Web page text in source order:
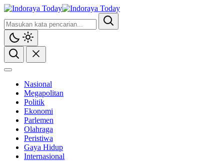
Nasional
Megapolitan
Politik
Ekonomi
Parlemen
Olahraga
Peristiwa
Gaya Hidup
Internasional